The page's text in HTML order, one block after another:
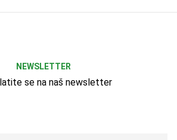
NEWSLETTER
se na naš newsletter